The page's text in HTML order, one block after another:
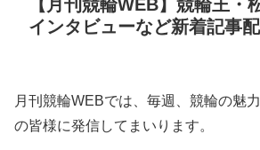
【月刊競輪WEB】競輪王・
インタビューなど新着記事
月刊競輪WEBでは、毎週、競輪の魅
の皆様に発信してまいります。